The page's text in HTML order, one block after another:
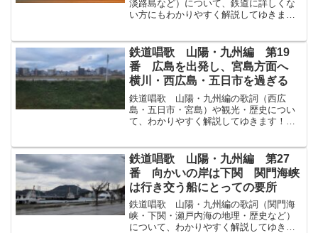
淡路島など）について、鉄道に詳しくな
い方にもわかりやすく解説してゆきま
あわじしま夜は岩屋いわやの燈臺とうだ
いも手に取る如ごとく影あか...
鉄道唱歌 山陽・九州編 第19
番 広島を出発し、宮島方面へ
横川・西広島・五日市を過ぎる
鉄道唱歌 山陽・九州編の歌詞（西広
島・五日市・宮島）や観光・歴史につい
て、わかりやすく解説してゆきます！ま
いつくしま鳥居とりいを前にながめやる
宮嶋驛みやじまえきにつきに...
鉄道唱歌 山陽・九州編 第27
番 向かいの岸は下関 関門海峡
は行き交う船にとっての要所
鉄道唱歌 山陽・九州編の歌詞（関門海
峡・下関・瀬戸内海の地理・歴史など）
について、わかりやすく解説してゆきま